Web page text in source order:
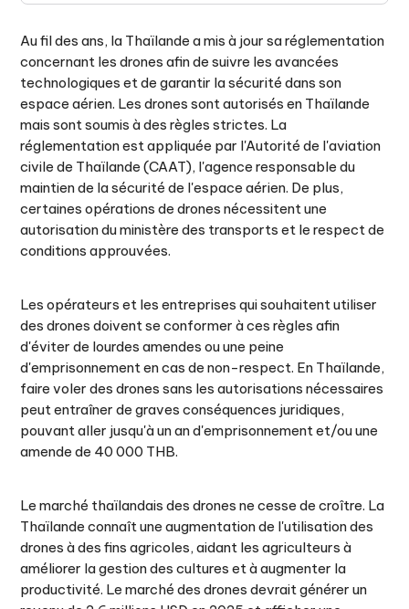
Au fil des ans, la Thaïlande a mis à jour sa réglementation
concernant les drones afin de suivre les avancées
technologiques et de garantir la sécurité dans son
espace aérien. Les drones sont autorisés en Thaïlande
mais sont soumis à des règles strictes. La
réglementation est appliquée par l'Autorité de l'aviation
civile de Thaïlande (CAAT), l'agence responsable du
maintien de la sécurité de l'espace aérien. De plus,
certaines opérations de drones nécessitent une
autorisation du ministère des transports et le respect de
conditions approuvées.
Les opérateurs et les entreprises qui souhaitent utiliser
des drones doivent se conformer à ces règles afin
d'éviter de lourdes amendes ou une peine
d'emprisonnement en cas de non-respect. En Thaïlande,
faire voler des drones sans les autorisations nécessaires
peut entraîner de graves conséquences juridiques,
pouvant aller jusqu'à un an d'emprisonnement et/ou une
amende de 40 000 THB.
Le marché thaïlandais des drones ne cesse de croître. La
Thaïlande connaît une augmentation de l'utilisation des
drones à des fins agricoles, aidant les agriculteurs à
améliorer la gestion des cultures et à augmenter la
productivité. Le marché des drones devrait générer un